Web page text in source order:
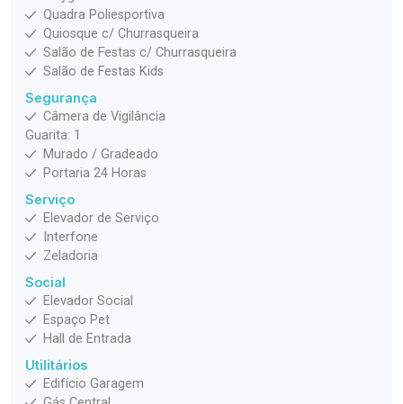
Quadra Poliesportiva
Quiosque c/ Churrasqueira
Salão de Festas c/ Churrasqueira
Salão de Festas Kids
Segurança
Câmera de Vigilância
Guarita: 1
Murado / Gradeado
Portaria 24 Horas
Serviço
Elevador de Serviço
Interfone
Zeladoria
Social
Elevador Social
Espaço Pet
Hall de Entrada
Utilitários
Edifício Garagem